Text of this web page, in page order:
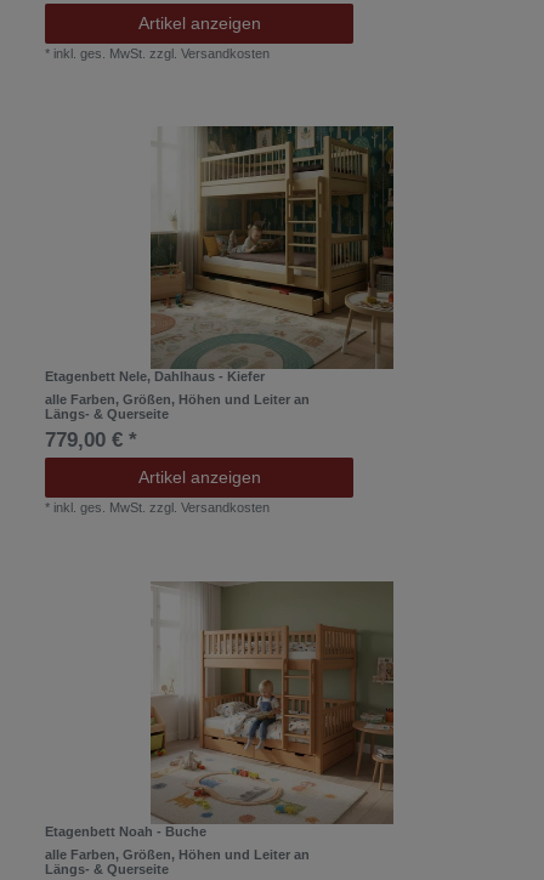
Artikel anzeigen
* inkl. ges. MwSt. zzgl.Versandkosten
Etagenbett Nele, Dahlhaus - Kiefer
alle Farben, Größen, Höhen und Leiter an
Längs- & Querseite
779,00 € *
Artikel anzeigen
* inkl. ges. MwSt. zzgl.Versandkosten
Etagenbett Noah - Buche
alle Farben, Größen, Höhen und Leiter an
Längs- & Querseite